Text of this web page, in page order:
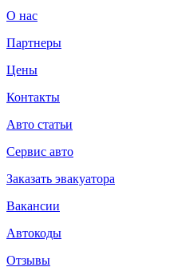
О нас
Партнеры
Цены
Контакты
Авто статьи
Сервис авто
Заказать эвакуатора
Вакансии
Автокоды
Отзывы